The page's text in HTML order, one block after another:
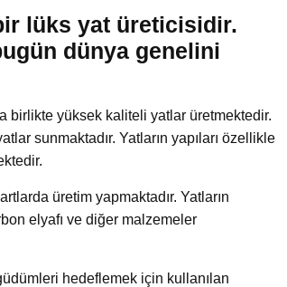
lüks yat üreticisidir.
dünya genelini
birlikte yüksek kaliteli yatlar üretmektedir.
sunmaktadır. Yatların yapıları özellikle
üretim yapmaktadır. Yatların
elyafı ve diğer malzemeler
hedeflemek için kullanılan